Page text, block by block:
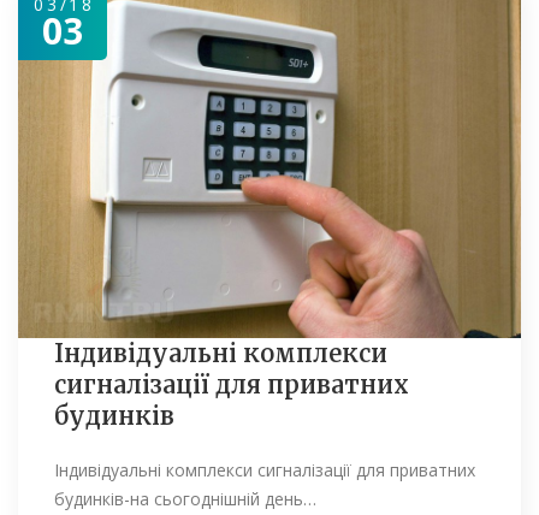
03
Індивідуальні комплекси
сигналізації для приватних
будинків
Індивідуальні комплекси сигналізації для приватних
будинків-на сьогоднішній день…